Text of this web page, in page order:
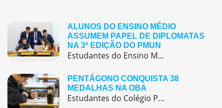
ALUNOS DO ENSINO MÉDIO
ASSUMEM PAPEL DE DIPLOMATAS
NA 3ª EDIÇÃO DO PMUN
Estudantes do Ensino Médio do Colégio Pentágono protagonizaram uma simulação da ONU, defendendo posições de países em comitês temáticos e vivenciando, na prática, negociações diplomáticas multilíngues.
PENTÁGONO CONQUISTA 38
MEDALHAS NA OBA
Estudantes do Colégio Pentágono conquistam excelente resultado na Olimpíada Brasileira de Astronomia e Astronáutica (OBA) 2025, somando 38 medalhas.